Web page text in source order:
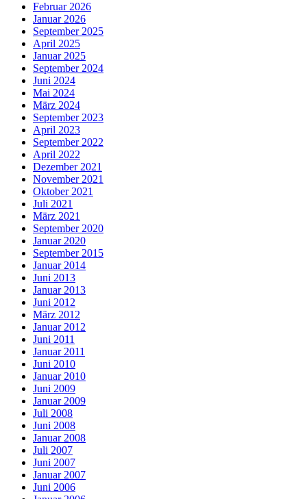
Februar 2026
Januar 2026
September 2025
April 2025
Januar 2025
September 2024
Juni 2024
Mai 2024
März 2024
September 2023
April 2023
September 2022
April 2022
Dezember 2021
November 2021
Oktober 2021
Juli 2021
März 2021
September 2020
Januar 2020
September 2015
Januar 2014
Juni 2013
Januar 2013
Juni 2012
März 2012
Januar 2012
Juni 2011
Januar 2011
Juni 2010
Januar 2010
Juni 2009
Januar 2009
Juli 2008
Juni 2008
Januar 2008
Juli 2007
Juni 2007
Januar 2007
Juni 2006